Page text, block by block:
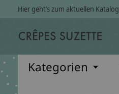
Hier geht’s zum aktuellen Katalog
Kategorien